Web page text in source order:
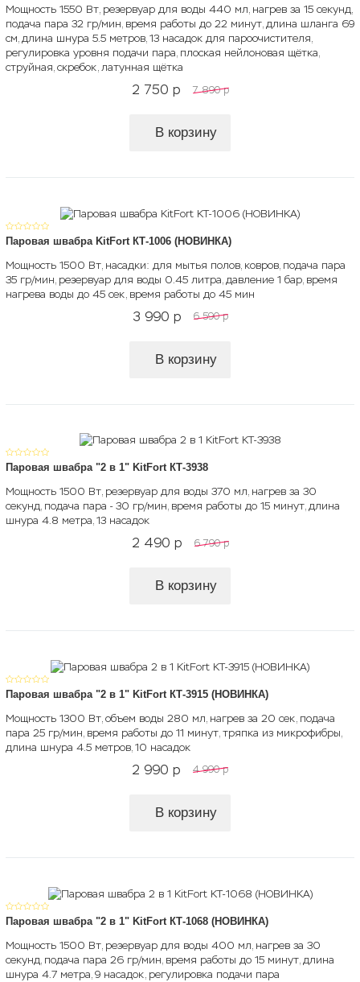
Мощность 1550 Вт, резервуар для воды 440 мл, нагрев за 15 секунд,
подача пара 32 гр/мин, время работы до 22 минут, длина шланга 69
см, длина шнура 5.5 метров, 13 насадок для пароочистителя,
регулировка уровня подачи пара, плоская нейлоновая щётка,
струйная, скребок, латунная щётка
2 750 p 7 890 p
В корзину
Паровая швабра KitFort КТ-1006 (НОВИНКА)
Мощность 1500 Вт, насадки: для мытья полов, ковров, подача пара
35 гр/мин, резервуар для воды 0.45 литра, давление 1 бар, время
нагрева воды до 45 сек, время работы до 45 мин
3 990 p 6 590 p
В корзину
Паровая швабра "2 в 1" KitFort КТ-3938
Мощность 1500 Вт, резервуар для воды 370 мл, нагрев за 30
секунд, подача пара - 30 гр/мин, время работы до 15 минут, длина
шнура 4.8 метра, 13 насадок
2 490 p 6 790 p
В корзину
Паровая швабра "2 в 1" KitFort КТ-3915 (НОВИНКА)
Мощность 1300 Вт, объем воды 280 мл, нагрев за 20 сек, подача
пара 25 гр/мин, время работы до 11 минут, тряпка из микрофибры,
длина шнура 4.5 метров, 10 насадок
2 990 p 4 990 p
В корзину
Паровая швабра "2 в 1" KitFort КТ-1068 (НОВИНКА)
Мощность 1500 Вт, резервуар для воды 400 мл, нагрев за 30
секунд, подача пара 26 гр/мин, время работы до 15 минут, длина
шнура 4.7 метра, 9 насадок, регулировка подачи пара